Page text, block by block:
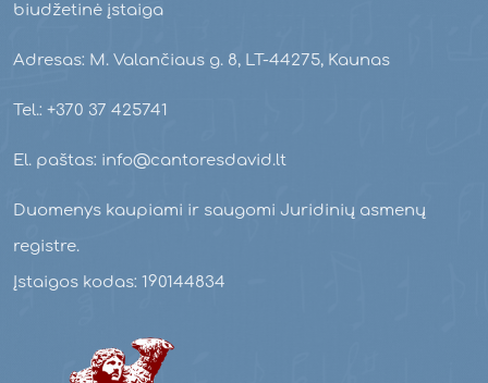
biudžetinė įstaiga
Adresas: M. Valančiaus g. 8, LT-44275, Kaunas
Tel.: +370 37 425741
El. paštas: info@cantoresdavid.lt
Duomenys kaupiami ir saugomi Juridinių asmenų
registre.
Įstaigos kodas: 190144834